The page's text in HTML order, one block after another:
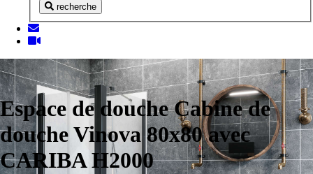
recherche
Espace de douche Cabine de
douche Vinova 80x80 avec
CARIBA H2000